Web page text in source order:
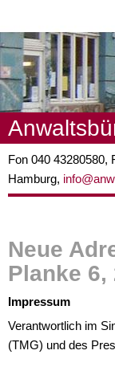
Fon 040 43280580,
Hamburg,
Neue
Planke 6,
Impressum
Verantwortlich im
(TMG) und des